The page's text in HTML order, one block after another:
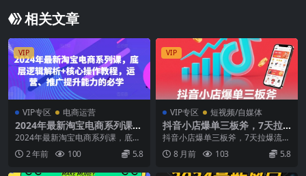
人像AI绘图完整教程
相关文章
VIP
VIP专区 电商运营
2024年最新淘宝电商系列课，
底层逻辑解析+核心操作教
程，运营、推广提升能力的必
学
2024年最新淘宝电商系列课，底层
逻辑解析+核心操作教程，运营、推
广提升能力的必...
2 年前 100 5.8
VIP
VIP专区 短视频/自媒体
抖音小店爆单三板斧，7天拉
爆流量新玩法
抖音小店爆单三板斧，7天拉爆流量
新玩法 课程介绍： 你是不是开通了
抖音小店，上架...
8 月前 103 5.8